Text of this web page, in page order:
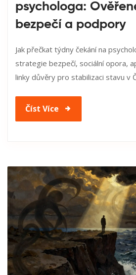
psychologa:
bezpečí a podpory
Jak přečkat týdny čekání na
strategie bezpečí, sociální opora,
linky důvěry pro stabilizaci stavu v
Číst Více